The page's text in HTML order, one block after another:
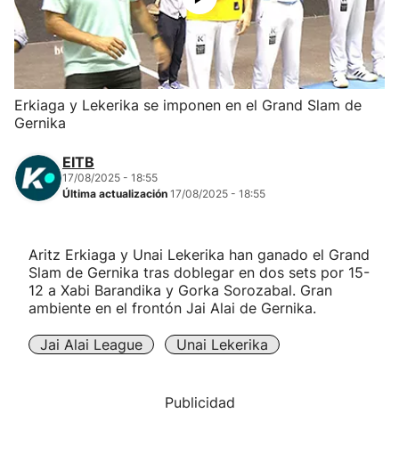
Herri-kirolak
Balonmano
Kirolak 360
Atletismo
Más deportes
Erkiaga y Lekerika se imponen en el Grand Slam de
Gernika
EITB
17/08/2025 - 18:55
Última actualización 17/08/2025 - 18:55
Aritz Erkiaga y Unai Lekerika han ganado el Grand
Slam de Gernika tras doblegar en dos sets por 15-
12 a Xabi Barandika y Gorka Sorozabal. Gran
ambiente en el frontón Jai Alai de Gernika.
Jai Alai League Unai Lekerika
Publicidad